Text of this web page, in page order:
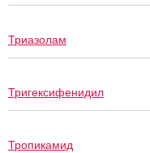
Триазолам
Тригексифенидил
Тропикамид